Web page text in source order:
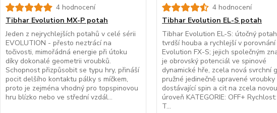
4 hodnocení
Tibhar Evolution MX-P potah
Jeden z nejrychlejších potahů v celé sérii
EVOLUTION - přesto neztrácí na
točivosti, mimořádná energie při útoku
díky dokonalé geometrii vroubků.
Schopnost přizpůsobit se typu hry, přináší
pocit delšího kontaktu pálky s míčkem,
proto je zejména vhodný pro topspinovou
hru blízko nebo ve střední vzdál...
4 hodnocení
Tibhar Evolution EL-S potah
Tibhar Evolution EL-S: útočný
tvrdší houba a rychlejší v porovnání
Evolution FX-S; jejich společným
je obrovský potenciál ve spinové
dynamické hře, zcela nová svrchní
pružné jedinečně upravené vroubky
dostávající spin a cit na zcela novou
úroveň KATEGORIE: OFF+
T...